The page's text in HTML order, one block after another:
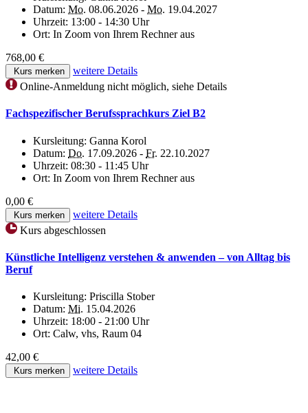
Datum: Mo. 08.06.2026 - Mo. 19.04.2027
Uhrzeit: 13:00 - 14:30 Uhr
Ort: In Zoom von Ihrem Rechner aus
768,00 €
Kurs merken
weitere Details
Online-Anmeldung nicht möglich, siehe Details
Fachspezifischer Berufssprachkurs Ziel B2
Kursleitung: Ganna Korol
Datum: Do. 17.09.2026 - Fr. 22.10.2027
Uhrzeit: 08:30 - 11:45 Uhr
Ort: In Zoom von Ihrem Rechner aus
0,00 €
Kurs merken
weitere Details
Kurs abgeschlossen
Künstliche Intelligenz verstehen & anwenden – von Alltag bis
Beruf
Kursleitung: Priscilla Stober
Datum: Mi. 15.04.2026
Uhrzeit: 18:00 - 21:00 Uhr
Ort: Calw, vhs, Raum 04
42,00 €
Kurs merken weitere Details